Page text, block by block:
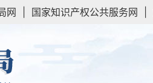
网 国家知识产权公共服务网